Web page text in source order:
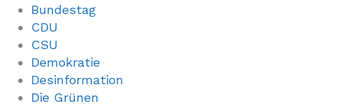
Bundestag
CDU
CSU
Demokratie
Desinformation
Die Grünen